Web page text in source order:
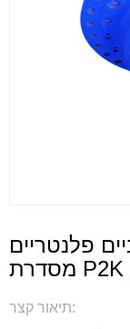
פלנטריים
תיאור קצר: